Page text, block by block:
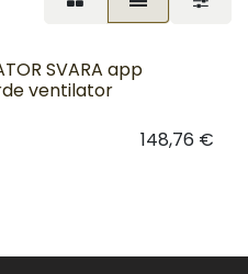
SVARA app
ventilator
148,76 €